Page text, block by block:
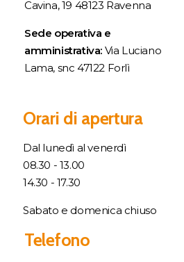
Cavina, 19 48123 Ravenna
Sede operativa e
amministrativa: Via Luciano
Lama, snc 47122 Forlì
Orari di apertura
Dal lunedì al venerdì
08.30 - 13.00
14.30 - 17.30
Sabato e domenica chiuso
Telefono